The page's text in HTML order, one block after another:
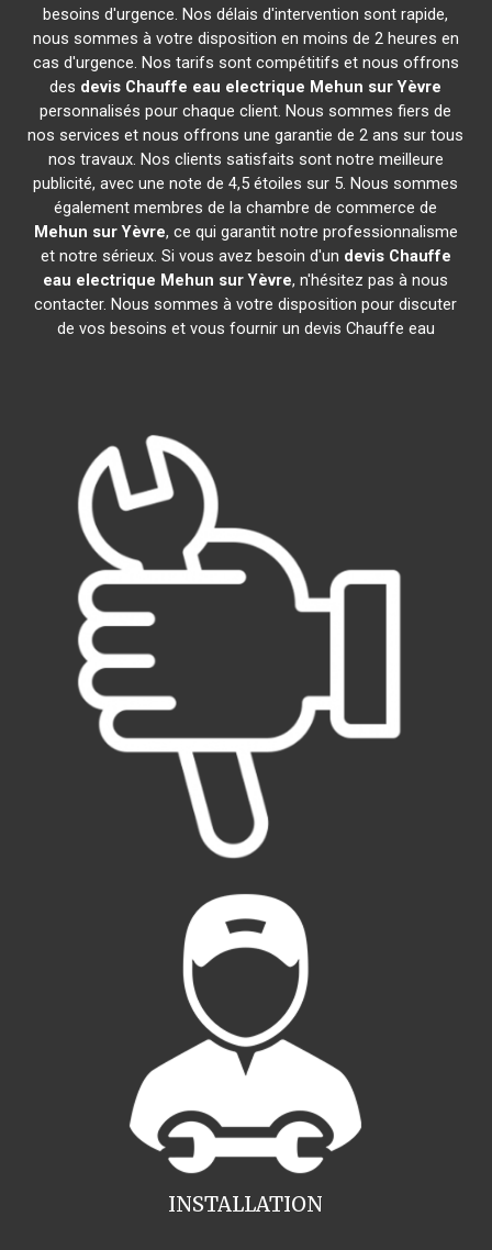
besoins d'urgence. Nos délais d'intervention sont rapide,
nous sommes à votre disposition en moins de 2 heures en
cas d'urgence. Nos tarifs sont compétitifs et nous offrons
des devis Chauffe eau electrique Mehun sur Yèvre
personnalisés pour chaque client. Nous sommes fiers de
nos services et nous offrons une garantie de 2 ans sur tous
nos travaux. Nos clients satisfaits sont notre meilleure
publicité, avec une note de 4,5 étoiles sur 5. Nous sommes
également membres de la chambre de commerce de
Mehun sur Yèvre, ce qui garantit notre professionnalisme
et notre sérieux. Si vous avez besoin d'un devis Chauffe
eau electrique Mehun sur Yèvre, n'hésitez pas à nous
contacter. Nous sommes à votre disposition pour discuter
de vos besoins et vous fournir un devis Chauffe eau
INSTALLATION